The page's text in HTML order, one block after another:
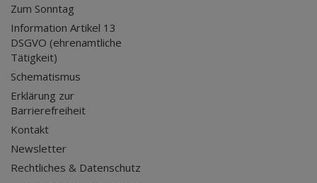
Zum Sonntag
Information Artikel 13
DSGVO (ehrenamtliche
Tätigkeit)
Schematismus
Erklärung zur
Barrierefreiheit
Kontakt
Newsletter
Rechtliches & Datenschutz